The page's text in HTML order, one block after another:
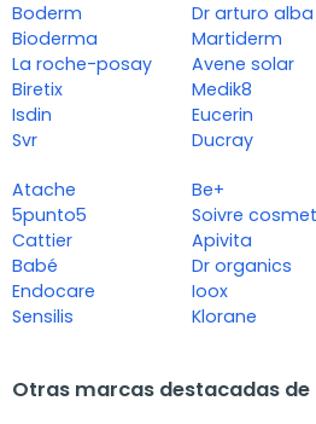
Boderm
Bioderma
La roche-posay
Biretix
Isdin
Svr
Dr arturo alba
Martiderm
Avene solar
Medik8
Eucerin
Ducray
Atache
5punto5
Cattier
Babé
Endocare
Sensilis
Be+
Soivre
Apivita
Dr organics
Ioox
Klorane
Otras marcas destacadas